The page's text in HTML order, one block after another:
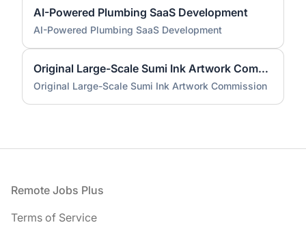
AI-Powered Plumbing SaaS Development
AI-Powered Plumbing SaaS Development
Original Large-Scale Sumi Ink Artwork Commission
Original Large-Scale Sumi Ink Artwork Commission
Footer
Remote Jobs Plus
Terms of Service